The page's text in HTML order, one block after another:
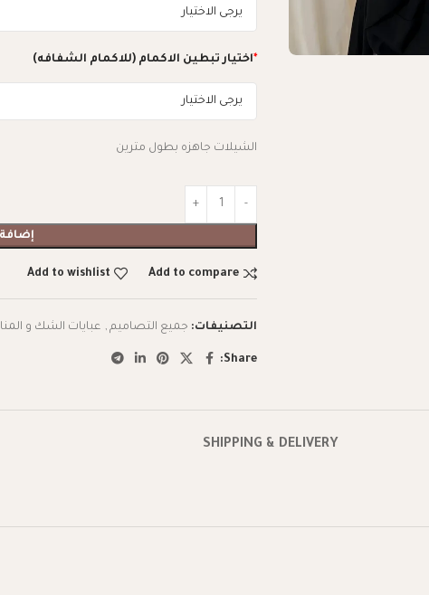
*اختيار تبطين الاكمام (للاكمام الشفافه)
الشيلات جاهزه بطول مترين
Add to compare
Add to wishlist
التصنيفات: جميع التصاميم , عبايات الشك و
Share:
SHIPPING & DELIVERY